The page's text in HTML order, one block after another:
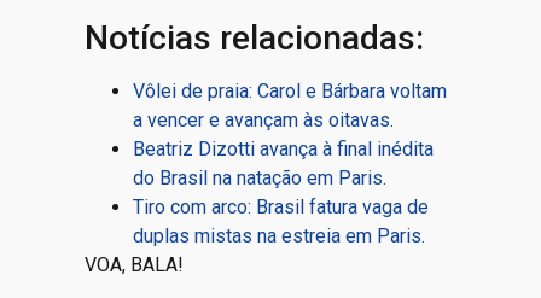
Notícias relacionadas:
Vôlei de praia: Carol e Bárbara voltam
a vencer e avançam às oitavas.
Beatriz Dizotti avança à final inédita
do Brasil na natação em Paris.
Tiro com arco: Brasil fatura vaga de
duplas mistas na estreia em Paris.
VOA, BALA!